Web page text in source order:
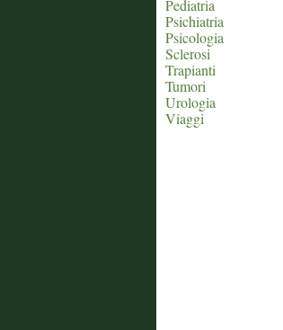
Pediatria
Psichiatria
Psicologia
Sclerosi
Trapianti
Tumori
Urologia
Viaggi